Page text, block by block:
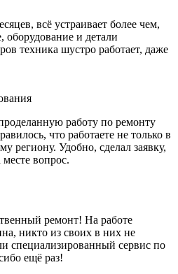
всё устраивает более чем,
оборудование и детали
техника шустро работает, даже
работу по ремонту
что работаете не только в
региону. Удобно, сделал заявку,
вопрос.
ремонт! На работе
никто из своих в них не
специализированный сервис по
ещё раз!